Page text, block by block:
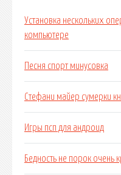
Установка нескольких
компьютере
Песня спорт минусовка
Стефани майер сумерки
Игры псп для андроид
Бедность не порок очень